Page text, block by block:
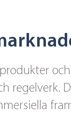
regelverk.